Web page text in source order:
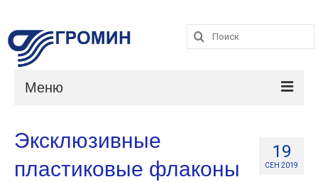
Поиск:
Меню
19
СЕН 2019
Эксклюзивные
пластиковые флаконы